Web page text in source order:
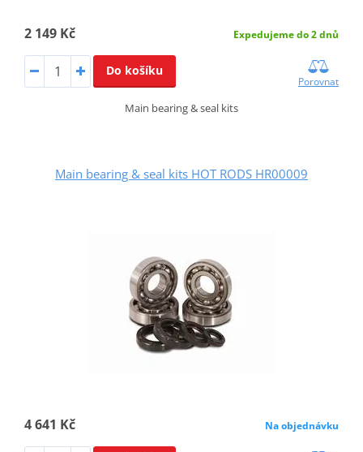
2 149 Kč Expedujeme do 2 dnů
Do košíku
Porovnat
Main bearing & seal kits
Main bearing & seal kits HOT RODS HR00009
4 641 Kč Na objednávku